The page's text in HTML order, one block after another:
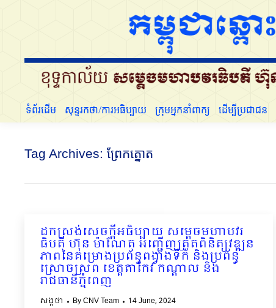
ទំព័រដើម សុន្ទរកថា/ការអធិប្បាយ ក្រុមអ្នកនាំពាក្យ ដើម្បីប្រជាជន
Tag Archives: ព្រែកត្នោត
ដកស្រង់សេចក្ដីអធិប្បាយ សម្ដេចមហាបវរ
ធិបតី ហ៊ុន ម៉ាណែត អញ្ជើញត្រួតពិនិត្យវឌ្ឍន
ភាពនៃគម្រោងប្រព័ន្ធពង្វាងទឹក និងប្រព័ន្ធ
ស្រោចស្រព ខេត្តតាកែវ កណ្តាល និង
រាជធានីភ្នំពេញ
សង្កថា ByCNV Team 14 June, 2024
សុន្ទរកថា/ការអធិប្បាយ ក្រុមអ្នកនាំពាក្យ